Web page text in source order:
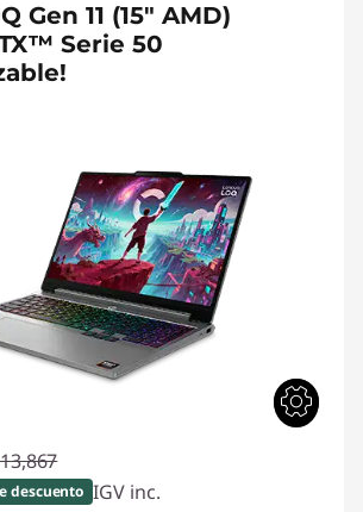
Gen 11 (15" AMD)
Serie 50
descuento IGV inc.